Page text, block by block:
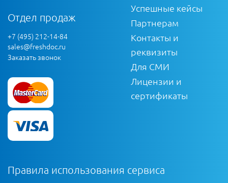
Отдел продаж
+7 (495) 212-14-84
sales@freshdoc.ru
Заказать звонок
Успешные кейсы
Партнерам
Контакты и
реквизиты
Для СМИ
Лицензии и
сертификаты
Правила использования сервиса